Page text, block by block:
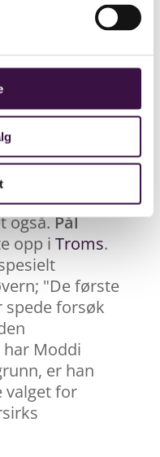
som har
en sentral
ulovlig
til u-land
også.Pål
opp i Troms.
"De første
spede forsøk
Moddi
er han
valget for